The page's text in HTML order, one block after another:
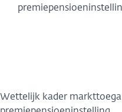
Wettelijk kader